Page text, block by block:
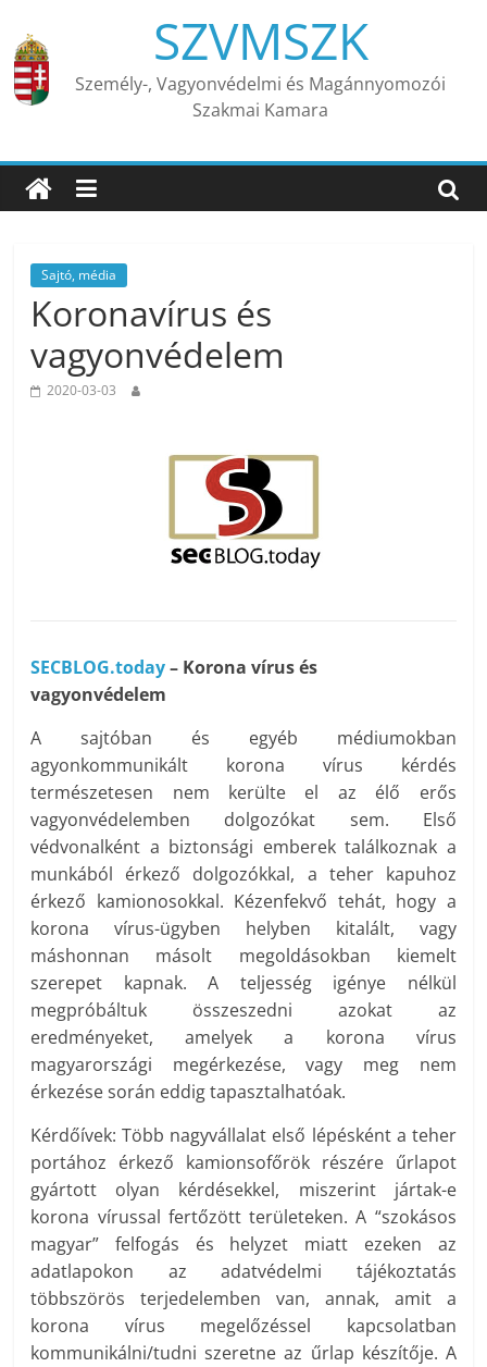
content
SZVMSZK
Személy-, Vagyonvédelmi és Magánnyomozói
Szakmai Kamara
Sajtó, média
Koronavírus és
vagyonvédelem
2020-03-03
SECBLOG.today– Korona vírus és
vagyonvédelem
A sajtóban és egyéb médiumokban
agyonkommunikált korona vírus kérdés
természetesen nem kerülte el az élő erős
vagyonvédelemben dolgozókat sem. Első
védvonalként a biztonsági emberek találkoznak a
munkából érkező dolgozókkal, a teher kapuhoz
érkező kamionosokkal. Kézenfekvő tehát, hogy a
korona vírus-ügyben helyben kitalált, vagy
máshonnan másolt megoldásokban kiemelt
szerepet kapnak. A teljesség igénye nélkül
megpróbáltuk összeszedni azokat az
eredményeket, amelyek a korona vírus
magyarországi megérkezése, vagy meg nem
érkezése során eddig tapasztalhatóak.
Kérdőívek: Több nagyvállalat első lépésként a teher
portához érkező kamionsofőrök részére űrlapot
gyártott olyan kérdésekkel, miszerint jártak-e
korona vírussal fertőzött területeken. A “szokásos
magyar” felfogás és helyzet miatt ezeken az
adatlapokon az adatvédelmi tájékoztatás
többszörös terjedelemben van, annak, amit a
korona vírus megelőzéssel kapcsolatban
kommunikálni/tudni szeretne az űrlap készítője. A